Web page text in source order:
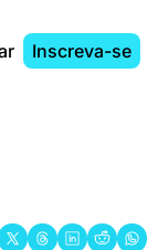
Inscreva-se